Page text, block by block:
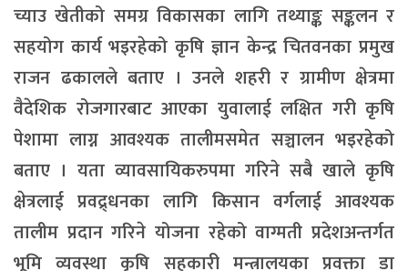
च्याउ खेतीको समग्र विकासका लागि तथ्याङ्क सङ्कलन र
सहयोग कार्य भइरहेको कृषि ज्ञान केन्द्र चितवनका प्रमुख
राजन ढकालले बताए । उनले शहरी र ग्रामीण क्षेत्रमा
वैदेशिक रोजगारबाट आएका युवालाई लक्षित गरी कृषि
पेशामा लाग्न आवश्यक तालीमसमेत सञ्चालन भइरहेको
बताए । यता व्यावसायिकरुपमा गरिने सबै खाले कृषि
क्षेत्रलाई प्रवद्र्धनका लागि किसान वर्गलाई आवश्यक
तालीम प्रदान गरिने योजना रहेको वाग्मती प्रदेशअन्तर्गत
भूमि व्यवस्था कृषि सहकारी मन्त्रालयका प्रवक्ता डा